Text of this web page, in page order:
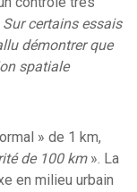
Sur certains essais
démontrer que
spatiale
» de 1 km,
de 100 km». La
en milieu urbain